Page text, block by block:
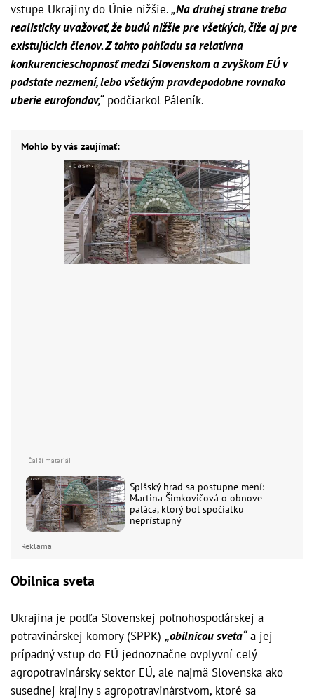
vstupe Ukrajiny do Únie nižšie.„Na druhej strane treba
realisticky uvažovať, že budú nižšie pre všetkých, čiže aj pre
existujúcich členov. Z tohto pohľadu sa relatívna
konkurencieschopnosť medzi Slovenskom a zvyškom EÚ v
podstate nezmení, lebo všetkým pravdepodobne rovnako
uberie eurofondov,“podčiarkol Páleník.
Mohlo by vás zaujímať:
Spišský hrad sa postupne mení:
Martina Šimkovičová o obnove
paláca, ktorý bol spočiatku
neprístupný
Reklama
Obilnica sveta
Ukrajina je podľa Slovenskej poľnohospodárskej a
potravinárskej komory (SPPK) „obilnicou sveta“a jej
prípadný vstup do EÚ jednoznačne ovplyvní celý
agropotravinársky sektor EÚ, ale najmä Slovenska ako
susednej krajiny s agropotravinárstvom, ktoré sa